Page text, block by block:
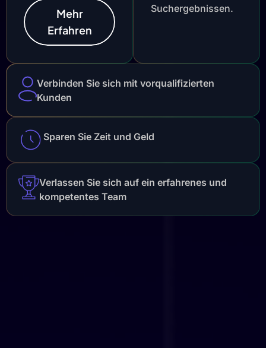
Mehr
Erfahren
Suchergebnissen.
Verbinden Sie sich mit vorqualifizierten
Kunden
Sparen Sie Zeit und Geld
Verlassen Sie sich auf ein erfahrenes und
kompetentes Team